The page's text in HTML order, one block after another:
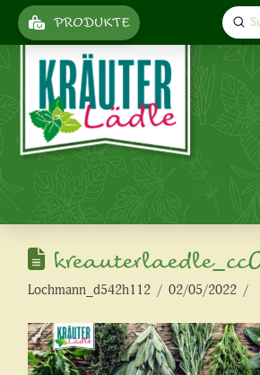
PRODUKTE Search
Lochmann_d542h112 02/05/2022